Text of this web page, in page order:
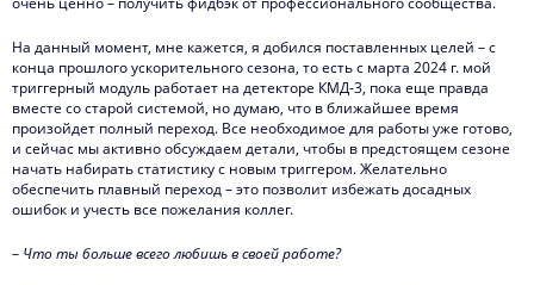
На данный момент, мне кажется, я добился поставленных целей – с
конца прошлого ускорительного сезона, то есть с марта 2024 г. мой
триггерный модуль работает на детекторе КМД-3, пока еще правда
вместе со старой системой, но думаю, что в ближайшее время
произойдет полный переход. Все необходимое для работы уже готово,
и сейчас мы активно обсуждаем детали, чтобы в предстоящем сезоне
начать набирать статистику с новым триггером. Желательно
обеспечить плавный переход – это позволит избежать досадных
ошибок и учесть все пожелания коллег.
– Что ты больше всего любишь в своей работе?